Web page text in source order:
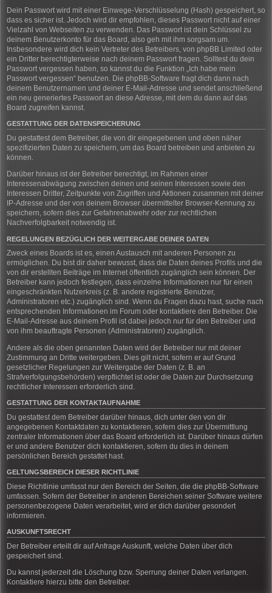
Dein Passwort wird mit einer Einwege-Verschlüsselung (Hash) gespeichert, so
dass es sicher ist. Jedoch wird dir empfohlen, dieses Passwort nicht auf einer
Vielzahl von Webseiten zu verwenden. Das Passwort ist dein Schlüssel zu
deinem Benutzerkonto für das Board, also geh mit ihm sorgsam um.
Insbesondere wird dich kein Vertreter des Betreibers, von phpBB Limited oder
ein Dritter berechtigterweise nach deinem Passwort fragen. Solltest du dein
Passwort vergessen haben, so kannst du die Funktion „Ich habe mein
Passwort vergessen“ benutzen. Die phpBB-Software fragt dich dann nach
deinem Benutzernamen und deiner E-Mail-Adresse und sendet anschließend
ein neu generiertes Passwort an diese Adresse, mit dem du dann auf das
Board zugreifen kannst.
GESTATTUNG DER DATENSPEICHERUNG
Du gestattest dem Betreiber, die von dir eingegebenen und oben näher
spezifizierten Daten zu speichern, um das Board betreiben und anbieten zu
können.
Darüber hinaus ist der Betreiber berechtigt, im Rahmen einer
Interessenabwägung zwischen deinen und seinen Interessen sowie den
Interessen Dritter, Zeitpunkte von Zugriffen und Aktionen zusammen mit deiner
IP-Adresse und der von deinem Browser übermittelter Browser-Kennung zu
speichern, sofern dies zur Gefahrenabwehr oder zur rechtlichen
Nachverfolgbarkeit notwendig ist.
REGELUNGEN BEZÜGLICH DER WEITERGABE DEINER DATEN
Zweck eines Boards ist es, einen Austausch mit anderen Personen zu
ermöglichen. Du bist dir daher bewusst, dass die Daten deines Profils und die
von dir erstellten Beiträge im Internet öffentlich zugänglich sein können. Der
Betreiber kann jedoch festlegen, dass einzelne Informationen nur für einen
eingeschränkten Nutzerkreis (z. B. andere registrierte Benutzer,
Administratoren etc.) zugänglich sind. Wenn du Fragen dazu hast, suche nach
entsprechenden Informationen im Forum oder kontaktiere den Betreiber. Die
E-Mail-Adresse aus deinem Profil ist dabei jedoch nur für den Betreiber und
von ihm beauftragte Personen (Administratoren) zugänglich.
Andere als die oben genannten Daten wird der Betreiber nur mit deiner
Zustimmung an Dritte weitergeben. Dies gilt nicht, sofern er auf Grund
gesetzlicher Regelungen zur Weitergabe der Daten (z. B. an
Strafverfolgungsbehörden) verpflichtet ist oder die Daten zur Durchsetzung
rechtlicher Interessen erforderlich sind.
GESTATTUNG DER KONTAKTAUFNAHME
Du gestattest dem Betreiber darüber hinaus, dich unter den von dir
angegebenen Kontaktdaten zu kontaktieren, sofern dies zur Übermittlung
zentraler Informationen über das Board erforderlich ist. Darüber hinaus dürfen
er und andere Benutzer dich kontaktieren, sofern du dies in deinem
persönlichen Bereich gestattet hast.
GELTUNGSBEREICH DIESER RICHTLINIE
Diese Richtlinie umfasst nur den Bereich der Seiten, die die phpBB-Software
umfassen. Sofern der Betreiber in anderen Bereichen seiner Software weitere
personenbezogene Daten verarbeitet, wird er dich darüber gesondert
informieren.
AUSKUNFTSRECHT
Der Betreiber erteilt dir auf Anfrage Auskunft, welche Daten über dich
gespeichert sind.
Du kannst jederzeit die Löschung bzw. Sperrung deiner Daten verlangen.
Kontaktiere hierzu bitte den Betreiber.